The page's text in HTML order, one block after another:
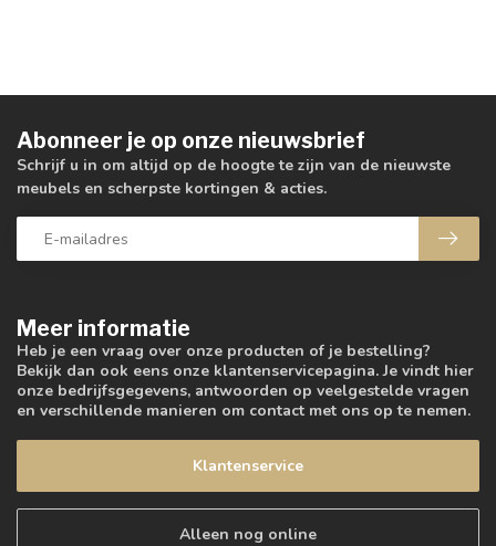
Meer informatie
Heb je een vraag over onze producten of je bestelling?
Bekijk dan ook eens onze klantenservicepagina. Je vindt hier
onze bedrijfsgegevens, antwoorden op veelgestelde vragen
en verschillende manieren om contact met ons op te nemen.
Klantenservice
Alleen nog online
Abonneer je op onze nieuwsbrief
Schrijf u in om altijd op de hoogte te zijn van de nieuwste
meubels en scherpste kortingen & acties.